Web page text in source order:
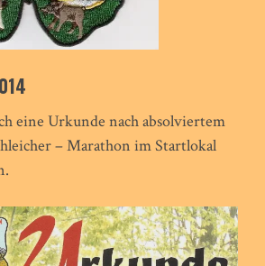
eine Urkunde nach absolviertem
– Marathon im Startlokal